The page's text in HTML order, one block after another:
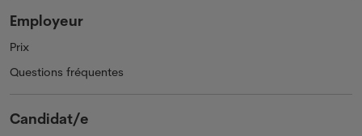
Employeur
Prix
Questions fréquentes
Candidat/e